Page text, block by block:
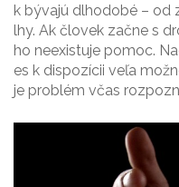
k bývajú dlhodobé –
lhy. Ak človek začne s
ho neexistuje pomoc.
es k dispozícii veľa
je problém včas